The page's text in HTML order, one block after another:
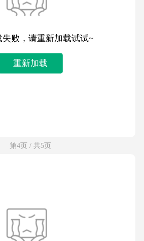
失败，请重新加载试试~
重新加载
第4页 / 共5页